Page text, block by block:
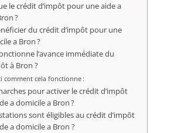
le crédit d’impôt pour une aide a
?
du crédit d’impôt pour une
a Bron ?
l’avance immédiate du
à Bron ?
comment cela fonctionne :
pour activer le crédit d’impôt
a domicile a Bron ?
sont éligibles au crédit d’impôt
a domicile a Bron ?